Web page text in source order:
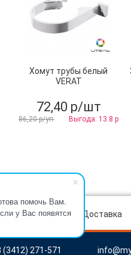
помочь Вам.
у Вас появятся
Хомут трубы белый
VERAT
72,40 р/шт
86,20 р/уп Выгода: 13.8 р
товара Доставка
(3412) 271-571